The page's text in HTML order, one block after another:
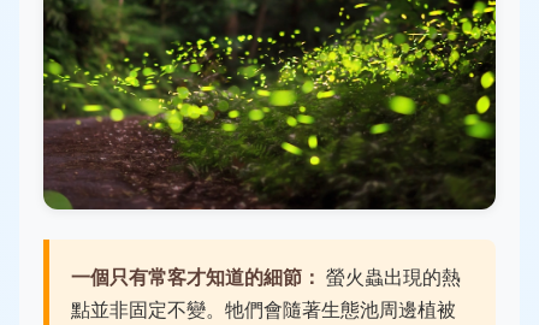
一個只有常客才知道的細節： 螢火蟲出現的熱
點並非固定不變。牠們會隨著生態池周邊植被